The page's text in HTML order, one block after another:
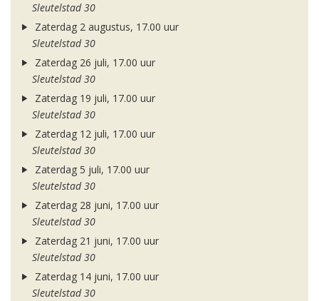
Sleutelstad 30
Zaterdag 2 augustus, 17.00 uur
Sleutelstad 30
Zaterdag 26 juli, 17.00 uur
Sleutelstad 30
Zaterdag 19 juli, 17.00 uur
Sleutelstad 30
Zaterdag 12 juli, 17.00 uur
Sleutelstad 30
Zaterdag 5 juli, 17.00 uur
Sleutelstad 30
Zaterdag 28 juni, 17.00 uur
Sleutelstad 30
Zaterdag 21 juni, 17.00 uur
Sleutelstad 30
Zaterdag 14 juni, 17.00 uur
Sleutelstad 30